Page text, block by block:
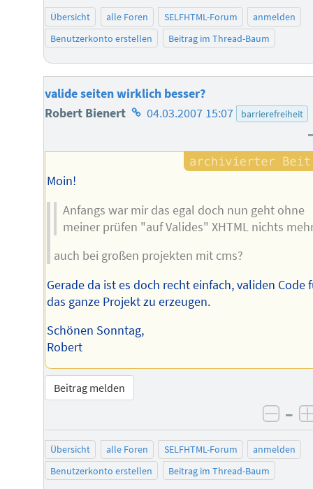
Übersicht alle Foren SELFHTML-Forum
anmelden
Benutzerkonto erstellen
Beitrag im Thread-Baum
valide seiten wirklich besser?
Robert Bienert Homepage
Autors
04.03.2007 15:07 barrierefreiheit
Moin!
Anfangs war mir das egal doch nun geht ohne
meiner prüfen "auf Valides" XHTML nichts
auch bei großen projekten mit cms?
Gerade da ist es doch recht einfach, validen Code
das ganze Projekt zu erzeugen.
Schönen Sonntag,
Robert
Beitrag melden
–
Übersicht alle Foren SELFHTML-Forum
anmelden
Benutzerkonto erstellen
Beitrag im Thread-Baum